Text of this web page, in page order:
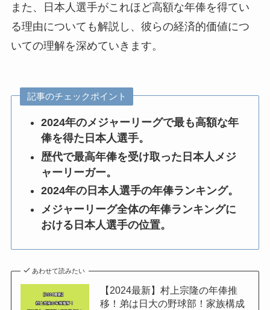
また、日本人選手がこれほど高額な年俸を得てい
る理由についても解説し、彼らの経済的価値につ
いての理解を深めていきます。
記事のチェックポイント
2024年のメジャーリーグで最も高額な年
俸を得た日本人選手。
歴代で最高年俸を受け取った日本人メジ
ャーリーガー。
2024年の日本人選手の年俸ランキング。
メジャーリーグ全体の年俸ランキングに
おける日本人選手の位置。
あわせて読みたい
【2024最新】村上宗隆の年俸推
移！弟は日大の野球部！家族構成